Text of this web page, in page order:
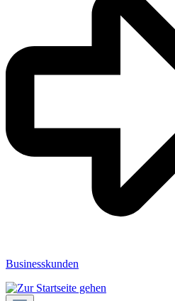
Businesskunden